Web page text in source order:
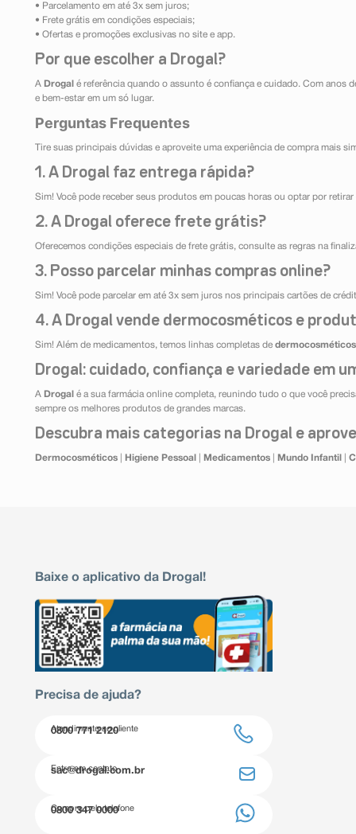
• Parcelamento em até 3x sem juros;
• Frete grátis em condições especiais;
• Ofertas e promoções exclusivas no site e app.
Por que escolher a Drogal?
A Drogal é referência quando o assunto é confiança e cuidado. Com anos
e bem-estar em um só lugar.
Perguntas Frequentes
Tire suas principais dúvidas e aproveite uma experiência de compra mais
1. A Drogal faz entrega rápida?
Sim! Você pode receber seus produtos em poucas horas ou optar por
2. A Drogal oferece frete grátis?
Oferecemos condições especiais de frete grátis, consulte as regras na
3. Posso parcelar minhas compras online?
Sim! Você pode parcelar em até 3x sem juros nos principais cartões de
4. A Drogal vende dermocosméticos e
Sim! Além de medicamentos, temos linhas completas de dermocosméticos
Drogal: cuidado, confiança e variedade em
A Drogal é a sua farmácia online completa, reunindo tudo o que você
sempre os melhores produtos de grandes marcas.
Descubra mais categorias na Drogal e
Dermocosméticos Higiene Pessoal Medicamentos Mundo Infantil
Baixe o aplicativo da Drogal!
Precisa de ajuda?
Atendimento ao cliente
0800 771 2120
Entre em contato
sac@drogal.com.br
Compre pelo telefone
0800 347 0000